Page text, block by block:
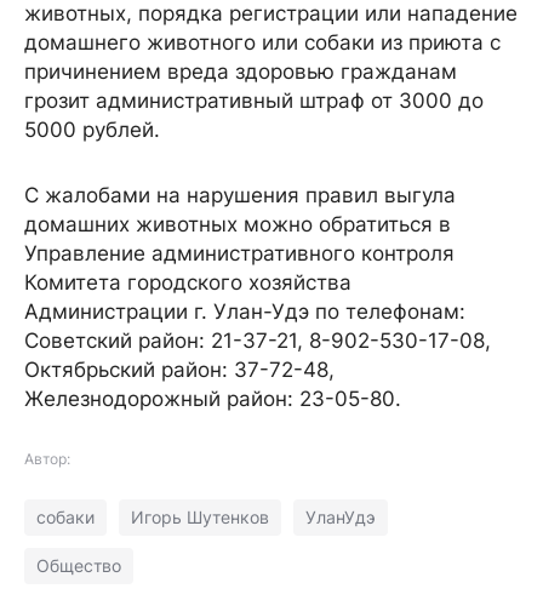
животных, порядка регистрации или нападение
домашнего животного или собаки из приюта с
причинением вреда здоровью гражданам
грозит административный штраф от 3000 до
5000 рублей.
С жалобами на нарушения правил выгула
домашних животных можно обратиться в
Управление административного контроля
Комитета городского хозяйства
Администрации г. Улан-Удэ по телефонам:
Советский район: 21-37-21, 8-902-530-17-08,
Октябрьский район: 37-72-48,
Железнодорожный район: 23-05-80.
Автор:
собаки Игорь Шутенков УланУдэ
Общество